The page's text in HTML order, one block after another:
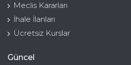
Meclis Kararları
İhale İlanları
Ücretsiz Kurslar
Güncel